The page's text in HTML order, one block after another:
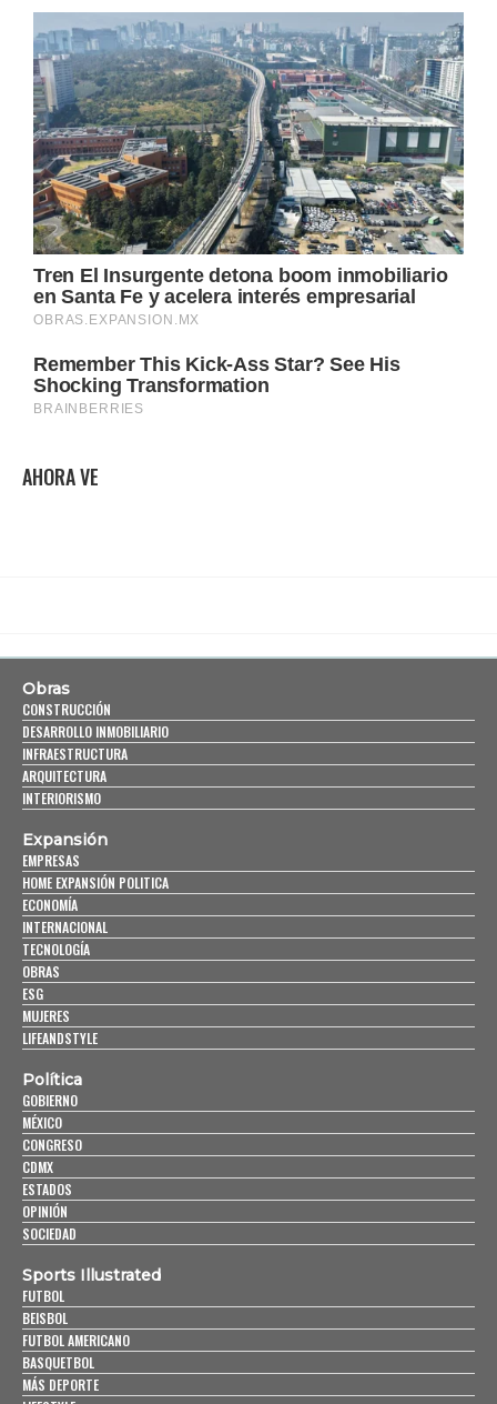
AHORA VE
Obras
CONSTRUCCIÓN
DESARROLLO INMOBILIARIO
INFRAESTRUCTURA
ARQUITECTURA
INTERIORISMO
Expansión
EMPRESAS
HOME EXPANSIÓN POLITICA
ECONOMÍA
INTERNACIONAL
TECNOLOGÍA
OBRAS
ESG
MUJERES
LIFEANDSTYLE
Política
GOBIERNO
MÉXICO
CONGRESO
CDMX
ESTADOS
OPINIÓN
SOCIEDAD
Sports Illustrated
FUTBOL
BEISBOL
FUTBOL AMERICANO
BASQUETBOL
MÁS DEPORTE